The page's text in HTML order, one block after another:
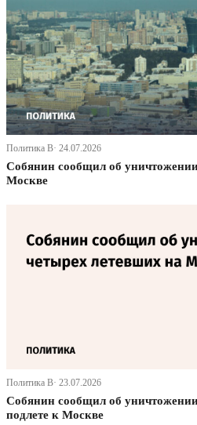
Политика В· 24.07.2026
Собянин сообщил об
Москве
Политика В· 23.07.2026
Собянин сообщил об
подлете к Москве